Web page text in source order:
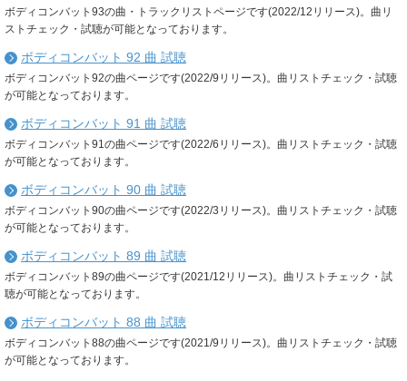
ボディコンバット93の曲・トラックリストページです(2022/12リリース)。曲リ
ストチェック・試聴が可能となっております。
ボディコンバット 92 曲 試聴
ボディコンバット92の曲ページです(2022/9リリース)。曲リストチェック・試聴
が可能となっております。
ボディコンバット 91 曲 試聴
ボディコンバット91の曲ページです(2022/6リリース)。曲リストチェック・試聴
が可能となっております。
ボディコンバット 90 曲 試聴
ボディコンバット90の曲ページです(2022/3リリース)。曲リストチェック・試聴
が可能となっております。
ボディコンバット 89 曲 試聴
ボディコンバット89の曲ページです(2021/12リリース)。曲リストチェック・試
聴が可能となっております。
ボディコンバット 88 曲 試聴
ボディコンバット88の曲ページです(2021/9リリース)。曲リストチェック・試聴
が可能となっております。